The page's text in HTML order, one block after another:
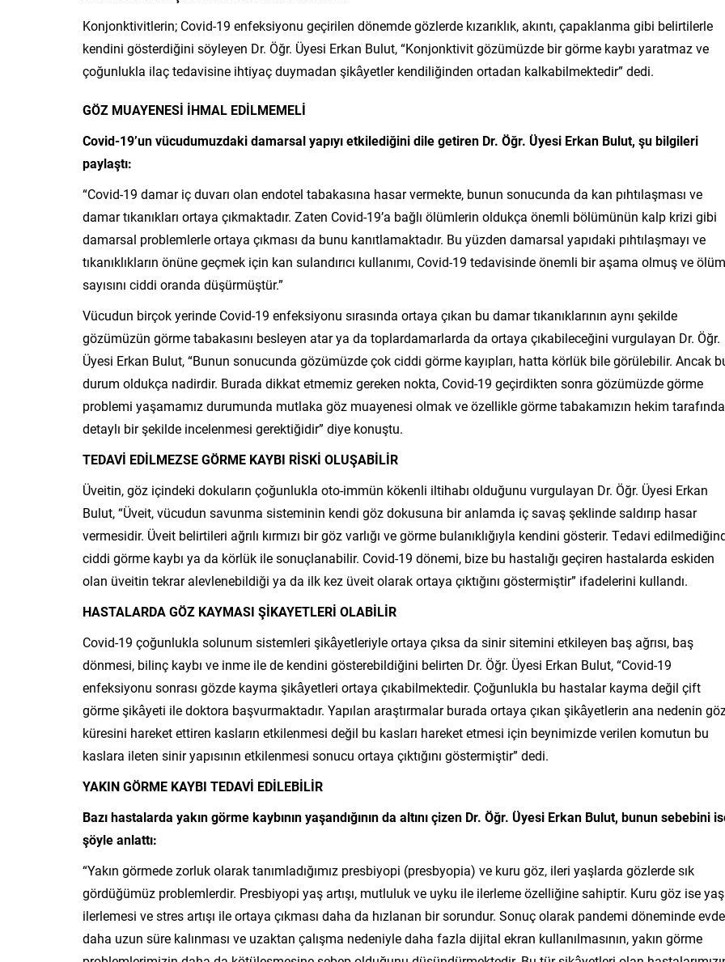
Konjonktivitlerin; Covid-19 enfeksiyonu geçirilen dönemde gözlerde kızarıklık, akıntı, çapaklanma gibi belirtilerle
kendini gösterdiğini söyleyen Dr. Öğr. Üyesi Erkan Bulut, “Konjonktivit gözümüzde bir görme kaybı yaratmaz ve
çoğunlukla ilaç tedavisine ihtiyaç duymadan şikâyetler kendiliğinden ortadan kalkabilmektedir” dedi.
GÖZ MUAYENESİ İHMAL EDİLMEMELİ
Covid-19’un vücudumuzdaki damarsal yapıyı etkilediğini dile getiren Dr. Öğr. Üyesi Erkan Bulut, şu bilgileri
paylaştı:
“Covid-19 damar iç duvarı olan endotel tabakasına hasar vermekte, bunun sonucunda da kan pıhtılaşması ve
damar tıkanıkları ortaya çıkmaktadır. Zaten Covid-19’a bağlı ölümlerin oldukça önemli bölümünün kalp krizi gibi
damarsal problemlerle ortaya çıkması da bunu kanıtlamaktadır. Bu yüzden damarsal yapıdaki pıhtılaşmayı ve
tıkanıklıkların önüne geçmek için kan sulandırıcı kullanımı, Covid-19 tedavisinde önemli bir aşama olmuş ve ölüm
sayısını ciddi oranda düşürmüştür.”
Vücudun birçok yerinde Covid-19 enfeksiyonu sırasında ortaya çıkan bu damar tıkanıklarının aynı şekilde
gözümüzün görme tabakasını besleyen atar ya da toplardamarlarda da ortaya çıkabileceğini vurgulayan Dr. Öğr.
Üyesi Erkan Bulut, “Bunun sonucunda gözümüzde çok ciddi görme kayıpları, hatta körlük bile görülebilir. Ancak
durum oldukça nadirdir. Burada dikkat etmemiz gereken nokta, Covid-19 geçirdikten sonra gözümüzde görme
problemi yaşamamız durumunda mutlaka göz muayenesi olmak ve özellikle görme tabakamızın hekim
detaylı bir şekilde incelenmesi gerektiğidir” diye konuştu.
TEDAVİ EDİLMEZSE GÖRME KAYBI RİSKİ OLUŞABİLİR
Üveitin, göz içindeki dokuların çoğunlukla oto-immün kökenli iltihabı olduğunu vurgulayan Dr. Öğr. Üyesi Erkan
Bulut, “Üveit, vücudun savunma sisteminin kendi göz dokusuna bir anlamda iç savaş şeklinde saldırıp hasar
vermesidir. Üveit belirtileri ağrılı kırmızı bir göz varlığı ve görme bulanıklığıyla kendini gösterir. Tedavi
ciddi görme kaybı ya da körlük ile sonuçlanabilir. Covid-19 dönemi, bize bu hastalığı geçiren hastalarda eskiden
olan üveitin tekrar alevlenebildiği ya da ilk kez üveit olarak ortaya çıktığını göstermiştir” ifadelerini kullandı.
HASTALARDA GÖZ KAYMASI ŞİKAYETLERİ OLABİLİR
Covid-19 çoğunlukla solunum sistemleri şikâyetleriyle ortaya çıksa da sinir sitemini etkileyen baş ağrısı, baş
dönmesi, bilinç kaybı ve inme ile de kendini gösterebildiğini belirten Dr. Öğr. Üyesi Erkan Bulut, “Covid-19
enfeksiyonu sonrası gözde kayma şikâyetleri ortaya çıkabilmektedir. Çoğunlukla bu hastalar kayma değil çift
görme şikâyeti ile doktora başvurmaktadır. Yapılan araştırmalar burada ortaya çıkan şikâyetlerin ana nedenin
küresini hareket ettiren kasların etkilenmesi değil bu kasları hareket etmesi için beynimizde verilen komutun bu
kaslara ileten sinir yapısının etkilenmesi sonucu ortaya çıktığını göstermiştir” dedi.
YAKIN GÖRME KAYBI TEDAVİ EDİLEBİLİR
Bazı hastalarda yakın görme kaybının yaşandığının da altını çizen Dr. Öğr. Üyesi Erkan Bulut, bunun sebebini
şöyle anlattı:
“Yakın görmede zorluk olarak tanımladığımız presbiyopi (presbyopia) ve kuru göz, ileri yaşlarda gözlerde sık
gördüğümüz problemlerdir. Presbiyopi yaş artışı, mutluluk ve uyku ile ilerleme özelliğine sahiptir. Kuru göz ise yaş
ilerlemesi ve stres artışı ile ortaya çıkması daha da hızlanan bir sorundur. Sonuç olarak pandemi döneminde evde
daha uzun süre kalınması ve uzaktan çalışma nedeniyle daha fazla dijital ekran kullanılmasının, yakın görme